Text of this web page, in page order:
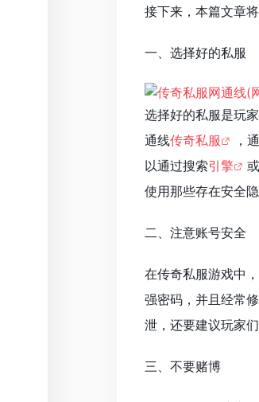
接下来，本篇文章
一、选择好的私服
选择好的私服是玩
通线传奇私服
，
以通过搜索引擎
使用那些存在安全
二、注意账号安全
在传奇私服游戏中
强密码，并且经常
泄，还要建议玩家
三、不要赌博